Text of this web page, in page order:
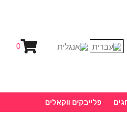
0
פלייבקים ווקאלים